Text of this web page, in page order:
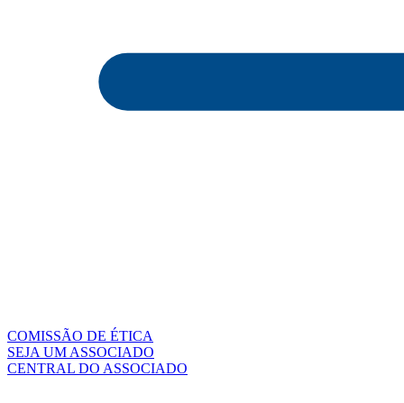
COMISSÃO DE ÉTICA
SEJA UM ASSOCIADO
CENTRAL DO ASSOCIADO